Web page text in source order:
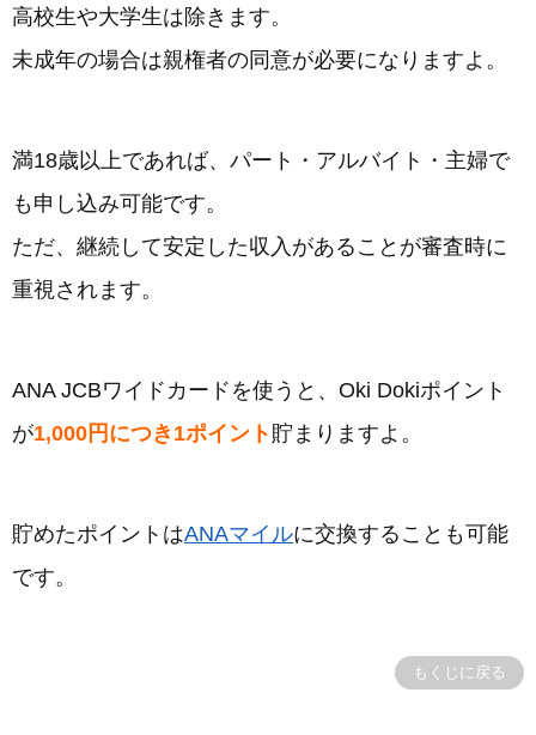
高校生や大学生は除きます。
未成年の場合は親権者の同意が必要になりますよ。
満18歳以上であれば、パート・アルバイト・主婦で
も申し込み可能です。
ただ、継続して安定した収入があることが審査時に
重視されます。
ANA JCBワイドカードを使うと、Oki Dokiポイント
が1,000円につき1ポイント 貯まりますよ。
貯めたポイントはANAマイルに交換することも可能
です。
もくじに戻る